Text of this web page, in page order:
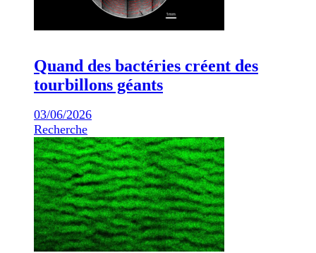
Quand des bactéries créent des
tourbillons géants
03/06/2026
Recherche